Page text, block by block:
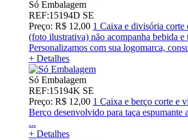
Só Embalagem
REF:15194D SE
Preço: R$ 12,00 1 Caixa e divisória corte
(foto ilustrativa) não acompanha bebida e
Personalizamos com sua logomarca,
+ Detalhes
Só Embalagem
REF:15194K SE
Preço: R$ 12,00 1 Caixa e berço corte e
Berço desenvolvido para taça
...
+ Detalhes